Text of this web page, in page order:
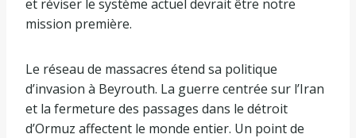
et réviser le système actuel devrait être notre
mission première.
Le réseau de massacres étend sa politique
d’invasion à Beyrouth. La guerre centrée sur l’Iran
et la fermeture des passages dans le détroit
d’Ormuz affectent le monde entier. Un point de